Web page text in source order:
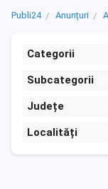
Publi24 Anunțuri
Categorii
Subcategorii
Județe
Localități